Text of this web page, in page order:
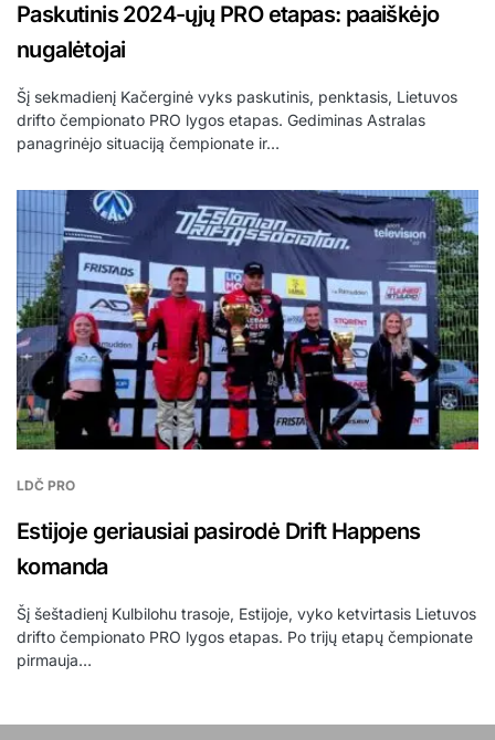
Paskutinis 2024-ųjų PRO etapas: paaiškėjo
nugalėtojai
Šį sekmadienį Kačerginė vyks paskutinis, penktasis, Lietuvos
drifto čempionato PRO lygos etapas. Gediminas Astralas
panagrinėjo situaciją čempionate ir…
LDČ PRO
Estijoje geriausiai pasirodė Drift Happens
komanda
Šį šeštadienį Kulbilohu trasoje, Estijoje, vyko ketvirtasis Lietuvos
drifto čempionato PRO lygos etapas. Po trijų etapų čempionate
pirmauja…